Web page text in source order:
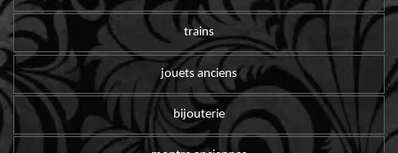
trains
jouets anciens
bijouterie